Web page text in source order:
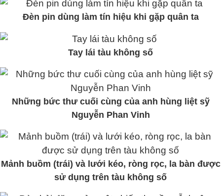
Đèn pin dùng làm tín hiệu khi gặp quân ta
Tay lái tàu không số
Những bức thư cuối cùng của anh hùng liệt sỹ
Nguyễn Phan Vinh
Mảnh buồm (trái) và lưới kéo, ròng rọc, la bàn được
sử dụng trên tàu không số